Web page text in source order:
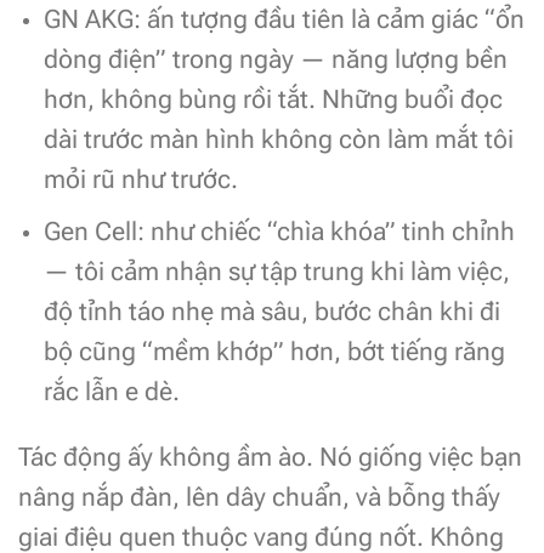
GN AKG: ấn tượng đầu tiên là cảm giác “ổn
dòng điện” trong ngày — năng lượng bền
hơn, không bùng rồi tắt. Những buổi đọc
dài trước màn hình không còn làm mắt tôi
mỏi rũ như trước.
Gen Cell: như chiếc “chìa khóa” tinh chỉnh
— tôi cảm nhận sự tập trung khi làm việc,
độ tỉnh táo nhẹ mà sâu, bước chân khi đi
bộ cũng “mềm khớp” hơn, bớt tiếng răng
rắc lẫn e dè.
Tác động ấy không ầm ào. Nó giống việc bạn
nâng nắp đàn, lên dây chuẩn, và bỗng thấy
giai điệu quen thuộc vang đúng nốt. Không